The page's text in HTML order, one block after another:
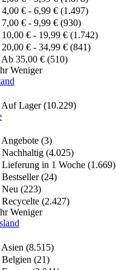
4,00 € - 6,99 € (1.497)
7,00 € - 9,99 € (930)
10,00 € - 19,99 € (1.742)
20,00 € - 34,99 € (841)
Ab 35,00 € (510)
Weniger
Auf Lager (10.229)
Angebote (3)
Nachhaltig (4.025)
Lieferung in 1 Woche (1.669)
Bestseller (24)
Neu (223)
Recycelte (2.427)
Weniger
Asien (8.515)
Belgien (21)